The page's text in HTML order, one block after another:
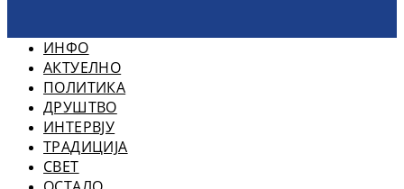
ИНФО
АКТУЕЛНО
ПОЛИТИКА
ДРУШТВО
ИНТЕРВЈУ
ТРАДИЦИЈА
СВЕТ